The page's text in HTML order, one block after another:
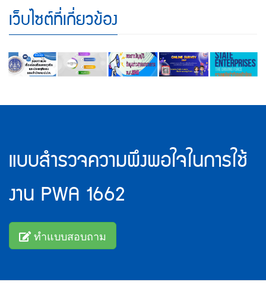
เว็บไซต์ที่เกี่ยวข้อง
แบบสำรวจความพึงพอใจในการใช้
งาน PWA 1662
ทำแบบสอบถาม